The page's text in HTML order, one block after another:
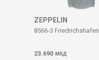
ZEPPELIN
8566-3 Friedrichshafen
23.690 МКД